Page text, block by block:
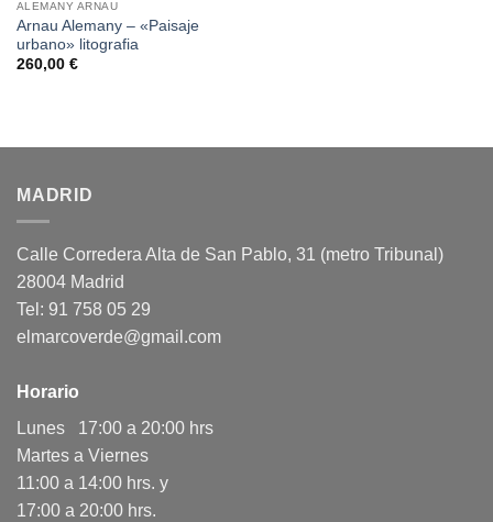
ALEMANY ARNAU
Arnau Alemany – «Paisaje
urbano» litografia
260,00 €
MADRID
Calle Corredera Alta de San Pablo, 31 (metro Tribunal)
28004 Madrid
Tel: 91 758 05 29
elmarcoverde@gmail.com
Horario
Lunes 17:00 a 20:00 hrs
Martes a Viernes
11:00 a 14:00 hrs. y
17:00 a 20:00 hrs.